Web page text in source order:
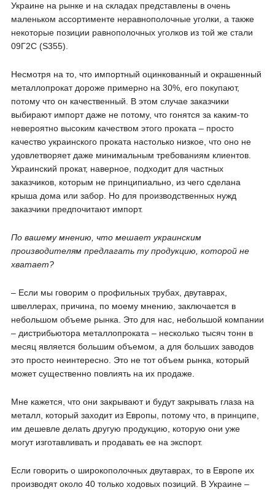
Украине на рынке и на складах представлены в очень
маленьком ассортименте неравнополочные уголки, а также
некоторые позиции равнополочных уголков из той же стали
09Г2С (S355).
Несмотря на то, что импортный оцинкованный и окрашенный
металлопрокат дороже примерно на 30%, его покупают,
потому что он качественный. В этом случае заказчики
выбирают импорт даже не потому, что гонятся за каким-то
невероятно высоким качеством этого проката – просто
качество украинского проката настолько низкое, что оно не
удовлетворяет даже минимальным требованиям клиентов.
Украинский прокат, наверное, подходит для частных
заказчиков, которым не принципиально, из чего сделана
крыша дома или забор. Но для производственных нужд
заказчики предпочитают импорт.
По вашему мнению, что мешает украинским
производителям предлагать ту продукцию, которой не
хватает?
– Если мы говорим о профильных трубах, двутаврах,
швеллерах, причина, по моему мнению, заключается в
небольшом объеме рынка. Это для нас, небольшой компании
– дистрибьютора металлопроката – несколько тысяч тонн в
месяц является большим объемом, а для больших заводов
это просто неинтересно. Это не тот объем рынка, который
может существенно повлиять на их продаже.
Мне кажется, что они закрывают и будут закрывать глаза на
металл, который заходит из Европы, потому что, в принципе,
им дешевле делать другую продукцию, которую они уже
могут изготавливать и продавать ее на экспорт.
Если говорить о широкополочных двутаврах, то в Европе их
производят около 40 только ходовых позиций. В Украине –